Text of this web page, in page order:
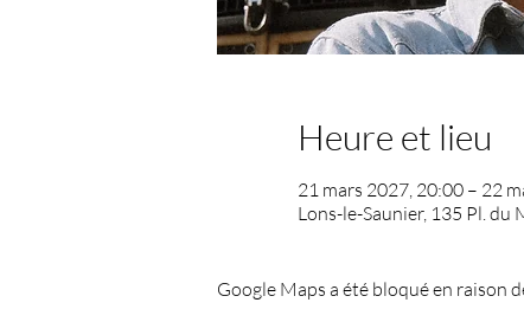
Heure et lieu
21 mars 2027, 20:00 – 22
Lons-le-Saunier, 135 Pl. du
Google Maps a été bloqué en raison